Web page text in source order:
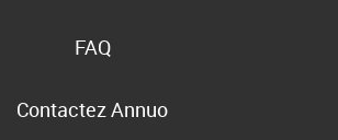
FAQ
Contactez Annuo